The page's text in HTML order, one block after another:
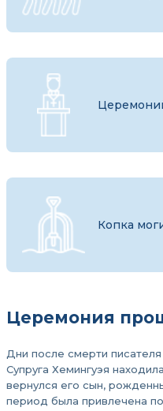
Копка
Церемония
Дни после смерти
Супруга Хемингуэя
вернулся его сын,
период была привлечена